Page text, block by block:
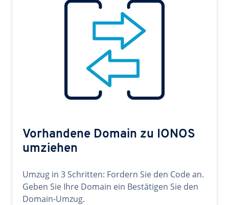
Vorhandene Domain zu IONOS
umziehen
Umzug in 3 Schritten: Fordern Sie den Code an.
Geben Sie Ihre Domain ein Bestätigen Sie den
Domain-Umzug.